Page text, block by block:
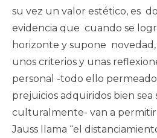
su vez un valor estético, es
evidencia que cuando se
horizonte y supone
unos criterios y unas
personal -todo ello
prejuicios adquiridos bien sea
culturalmente- van a
Jauss llama “el